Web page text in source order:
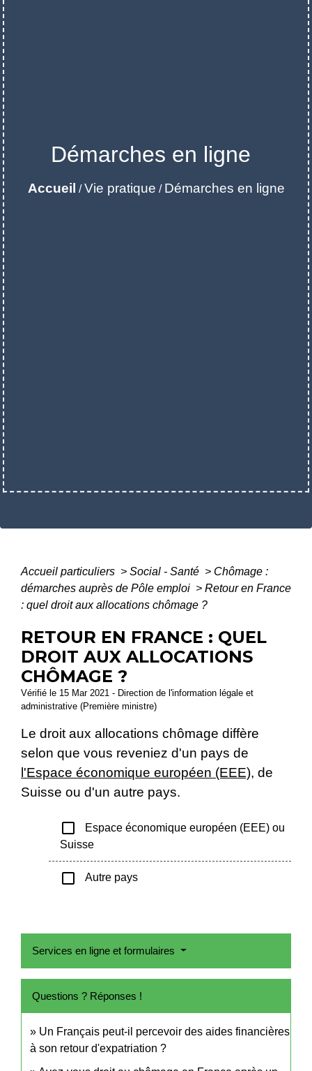
Démarches en ligne
Accueil /Vie pratique / Démarches en ligne
Accueil particuliers > Social - Santé > Chômage :
démarches auprès de Pôle emploi > Retour en France
: quel droit aux allocations chômage ?
RETOUR EN FRANCE : QUEL
DROIT AUX ALLOCATIONS
CHÔMAGE ?
Vérifié le 15 Mar 2021 - Direction de l'information légale et
administrative (Première ministre)
Le droit aux allocations chômage diffère
selon que vous reveniez d'un pays de
l'Espace économique européen (EEE), de
Suisse ou d'un autre pays.
check_box_outline_blank
Espace économique européen (EEE) ou
Suisse
check_box_outline_blank Autre pays
Services en ligne et formulaires
Questions ? Réponses !
Un Français peut-il percevoir des aides financières
à son retour d'expatriation ?